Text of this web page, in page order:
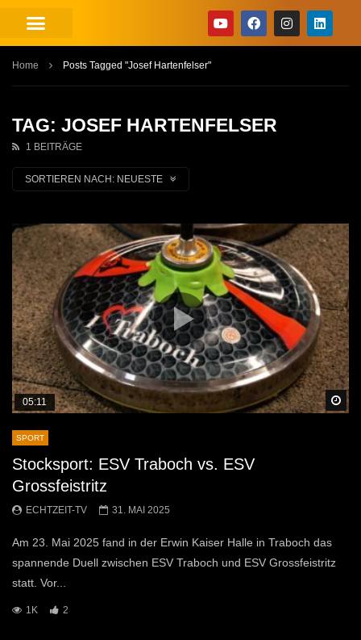
Home Posts Tagged "Josef Hartenfelser"
TAG: JOSEF HARTENFELSER
1 BEITRÄGE
SORTIEREN NACH: NEUESTE
05:11
SPORT
Stocksport: ESV Traboch vs. ESV
Grossfeistritz
ECHTZEIT-TV 31. MAI 2025
Am 23. Mai 2025 fand in der Erwin Kaiser Halle in Traboch das
spannende Duell zwischen ESV Traboch und ESV Grossfeistritz
statt. Vor...
1K 2